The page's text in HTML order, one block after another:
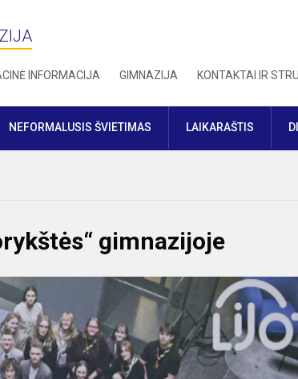
INFORMACIJA GIMNAZIJA KONTAKTAI IR
NEFORMALUSIS ŠVIETIMAS LAIKARAŠTIS
gimnazijoje